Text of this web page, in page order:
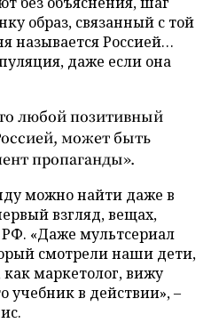
образ, связанный с той
называется Россией…
даже если она
любой позитивный
может быть
пропаганды».
можно найти даже в
взгляд, вещах,
«Даже мультсериал
смотрели наши дети,
маркетолог, вижу
учебник в действии», –